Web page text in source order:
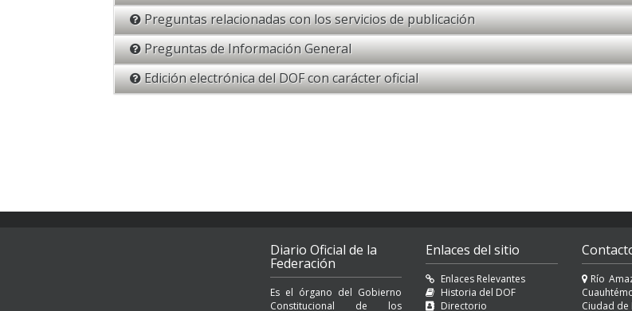
Preguntas relacionadas con los servicios de publicación
Preguntas de Información General
Edición electrónica del DOF con carácter oficial
Diario Oficial de la
Federación
Es el órgano del Gobierno
Constitucional de los
Enlaces del sitio
Enlaces Relevantes
Historia del DOF
Directorio
Río
Ciudad de